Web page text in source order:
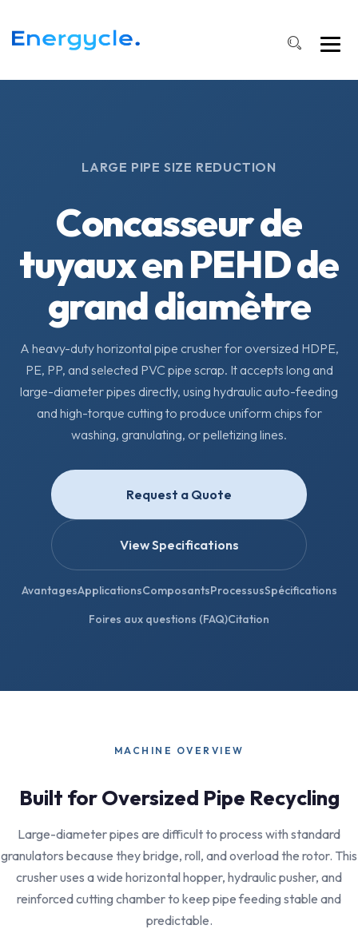
LARGE PIPE SIZE REDUCTION
Concasseur de
tuyaux en PEHD de
grand diamètre
A heavy-duty horizontal pipe crusher for oversized HDPE,
PE, PP, and selected PVC pipe scrap. It accepts long and
large-diameter pipes directly, using hydraulic auto-feeding
and high-torque cutting to produce uniform chips for
washing, granulating, or pelletizing lines.
Request a Quote
View Specifications
AvantagesApplicationsComposantsProcessusSpécifications
Foires aux questions (FAQ)Citation
MACHINE OVERVIEW
Built for Oversized Pipe Recycling
Large-diameter pipes are difficult to process with standard
granulators because they bridge, roll, and overload the rotor. This
crusher uses a wide horizontal hopper, hydraulic pusher, and
reinforced cutting chamber to keep pipe feeding stable and
predictable.